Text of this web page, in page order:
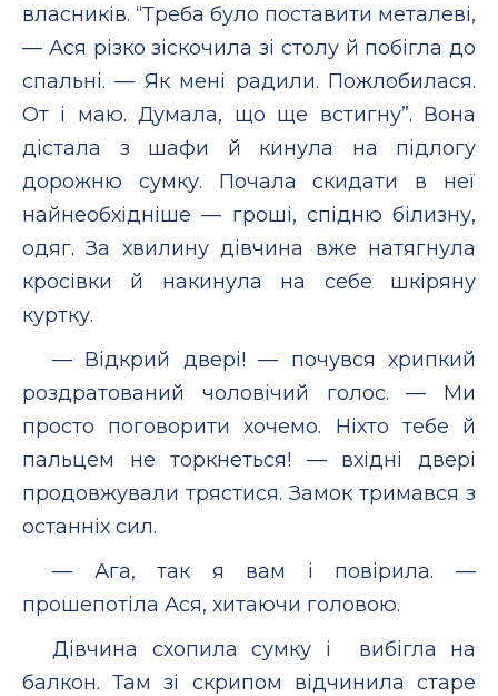
власників. “Треба було поставити металеві,
— Ася різко зіскочила зі столу й побігла до
спальні. — Як мені радили. Пожлобилася.
От і маю. Думала, що ще встигну”. Вона
дістала з шафи й кинула на підлогу
дорожню сумку. Почала скидати в неї
найнеобхідніше — гроші, спідню білизну,
одяг. За хвилину дівчина вже натягнула
кросівки й накинула на себе шкіряну
куртку.
— Відкрий двері! — почувся хрипкий
роздратований чоловічий голос. — Ми
просто поговорити хочемо. Ніхто тебе й
пальцем не торкнеться! — вхідні двері
продовжували трястися. Замок тримався з
останніх сил.
— Ага, так я вам і повірила. —
прошепотіла Ася, хитаючи головою.
Дівчина схопила сумку і вибігла на
балкон. Там зі скрипом відчинила старе